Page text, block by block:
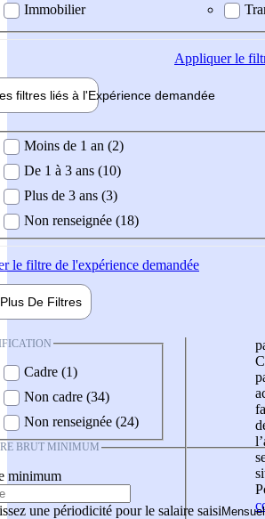
Immobilier
Appliquerle
filtres liés à l'Expérience demandée
demandée
Moins de 1 an (2)
De 1 à 3 ans (10)
Plus de 3 ans (3)
Non renseignée (18)
le filtre de l'expérience demandée
Plus De Filtres
Cadre (1)
Non cadre (34)
Non renseignée (24)
BRUT MINIMUM
minimum
une périodicité pour le salaire saisi